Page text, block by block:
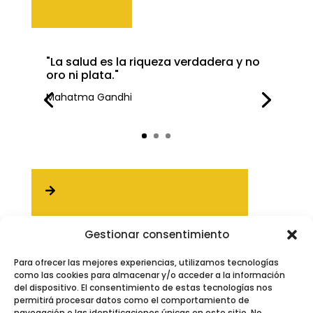
Gestionar consentimiento
Para ofrecer las mejores experiencias, utilizamos tecnologías
como las cookies para almacenar y/o acceder a la información
del dispositivo. El consentimiento de estas tecnologías nos
permitirá procesar datos como el comportamiento de
"La salud es la riqueza verdadera y no
oro ni plata."
Mahatma Gandhi
